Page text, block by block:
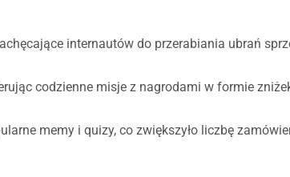
internautów do przerabiania ubrań
codzienne misje z nagrodami w formie
memy i quizy, co zwiększyło liczbę